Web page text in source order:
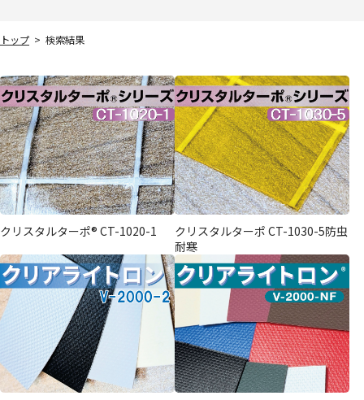
トップ 検索結果
クリスタルターポ® CT-1020-1
クリスタルターポ CT-1030-5防虫
耐寒